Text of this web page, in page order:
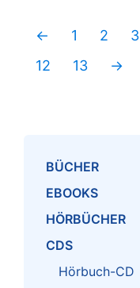
← 1 2 3
12
13 →
BÜCHER
EBOOKS
HÖRBÜCHER
CDS
Hörbuch-CD